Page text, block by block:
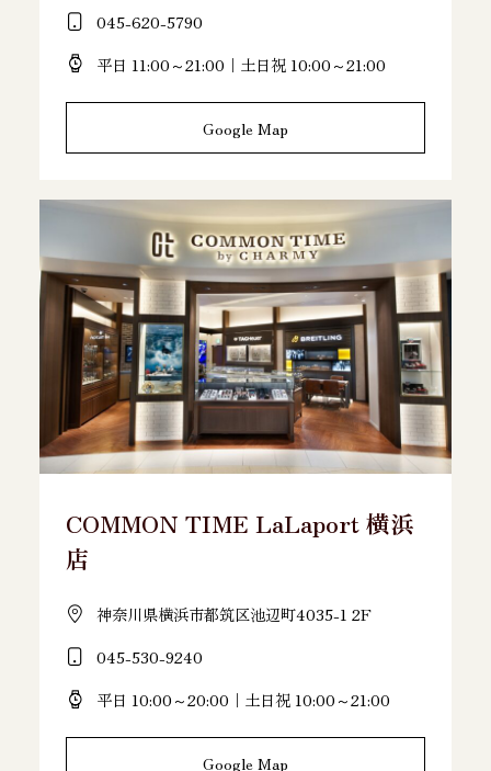
045-620-5790
平日 11:00～21:00｜土日祝 10:00～21:00
Google Map
COMMON TIME LaLaport 横浜
店
神奈川県横浜市都筑区池辺町4035-1 2F
045-530-9240
平日 10:00～20:00｜土日祝 10:00～21:00
Google Map